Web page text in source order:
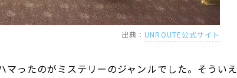
出典： UNROUTE公式サイト
マったのがミステリーのジャンルでした。そういえ